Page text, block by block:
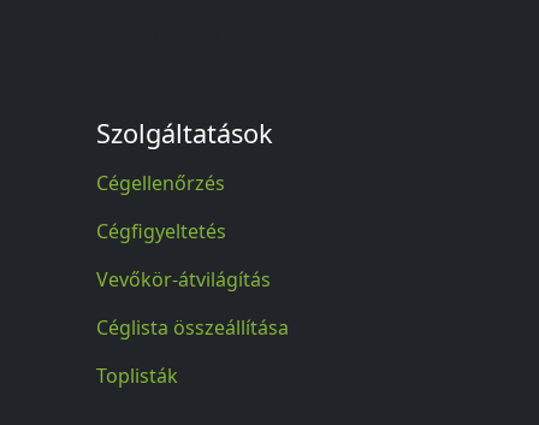
Szolgáltatások
Cégellenőrzés
Cégfigyeltetés
Vevőkör-átvilágítás
Céglista összeállítása
Toplisták